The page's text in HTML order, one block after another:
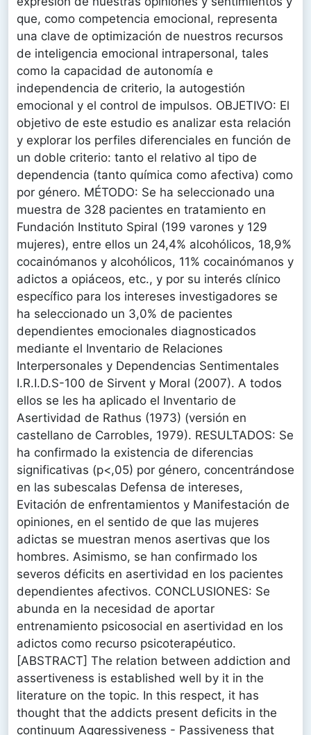
que, como competencia emocional, representa
una clave de optimización de nuestros recursos
de inteligencia emocional intrapersonal, tales
como la capacidad de autonomía e
independencia de criterio, la autogestión
emocional y el control de impulsos. OBJETIVO: El
objetivo de este estudio es analizar esta relación
y explorar los perfiles diferenciales en función de
un doble criterio: tanto el relativo al tipo de
dependencia (tanto química como afectiva) como
por género. MÉTODO: Se ha seleccionado una
muestra de 328 pacientes en tratamiento en
Fundación Instituto Spiral (199 varones y 129
mujeres), entre ellos un 24,4% alcohólicos, 18,9%
cocainómanos y alcohólicos, 11% cocainómanos y
adictos a opiáceos, etc., y por su interés clínico
específico para los intereses investigadores se
ha seleccionado un 3,0% de pacientes
dependientes emocionales diagnosticados
mediante el Inventario de Relaciones
Interpersonales y Dependencias Sentimentales
I.R.I.D.S-100 de Sirvent y Moral (2007). A todos
ellos se les ha aplicado el Inventario de
Asertividad de Rathus (1973) (versión en
castellano de Carrobles, 1979). RESULTADOS: Se
ha confirmado la existencia de diferencias
significativas (p<,05) por género, concentrándose
en las subescalas Defensa de intereses,
Evitación de enfrentamientos y Manifestación de
opiniones, en el sentido de que las mujeres
adictas se muestran menos asertivas que los
hombres. Asimismo, se han confirmado los
severos déficits en asertividad en los pacientes
dependientes afectivos. CONCLUSIONES: Se
abunda en la necesidad de aportar
entrenamiento psicosocial en asertividad en los
adictos como recurso psicoterapéutico.
[ABSTRACT] The relation between addiction and
assertiveness is established well by it in the
literature on the topic. In this respect, it has
thought that the addicts present deficits in the
continuum Aggressiveness - Passiveness that